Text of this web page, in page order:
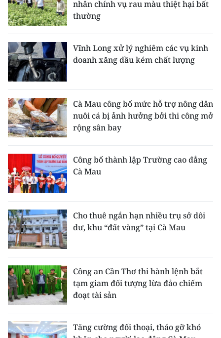
nhân chính vụ rau màu thiệt hại bất
thường
Vĩnh Long xử lý nghiêm các vụ kinh
doanh xăng dầu kém chất lượng
Cà Mau công bố mức hỗ trợ nông dân
nuôi cá bị ảnh hưởng bởi thi công mở
rộng sân bay
Công bố thành lập Trường cao đẳng
Cà Mau
Cho thuê ngắn hạn nhiều trụ sở dôi
dư, khu “đất vàng” tại Cà Mau
Công an Cần Thơ thi hành lệnh bắt
tạm giam đối tượng lừa đảo chiếm
đoạt tài sản
Tăng cường đối thoại, tháo gỡ khó